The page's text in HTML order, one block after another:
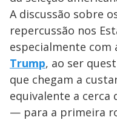
A discussão sobre
repercussão nos
especialmente com
Trump, ao ser
que chegam a
equivalente a cerca
— para a primeira